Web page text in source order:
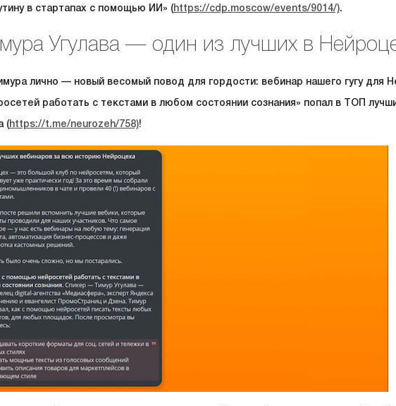
в стартапах с помощью ИИ» (https://cdp.moscow/events/9014/).
Угулава — один из лучших в
лично — новый весомый повод для гордости: вебинар нашего гугу для
работать с текстами в любом состоянии сознания» попал в ТОП
(https://t.me/neurozeh/758)!